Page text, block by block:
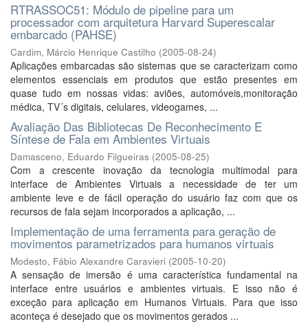
RTRASSOC51: Módulo de pipeline para um
processador com arquitetura Harvard Superescalar
embarcado (PAHSE)
Cardim, Márcio Henrique Castilho (2005-08-24)
Aplicações embarcadas são sistemas que se caracterizam como
elementos essenciais em produtos que estão presentes em
quase tudo em nossas vidas: aviões, automóveis,monitoração
médica, TV´s digitais, celulares, videogames, ...
Avaliação Das Bibliotecas De Reconhecimento E
Síntese de Fala em Ambientes Virtuais
Damasceno, Eduardo Filgueiras (2005-08-25)
Com a crescente inovação da tecnologia multimodal para
interface de Ambientes Virtuais a necessidade de ter um
ambiente leve e de fácil operação do usuário faz com que os
recursos de fala sejam incorporados a aplicação, ...
Implementação de uma ferramenta para geração de
movimentos parametrizados para humanos virtuais
Modesto, Fábio Alexandre Caravieri (2005-10-20)
A sensação de imersão é uma característica fundamental na
interface entre usuários e ambientes virtuais. E isso não é
exceção para aplicação em Humanos Virtuais. Para que isso
aconteça é desejado que os movimentos gerados ...